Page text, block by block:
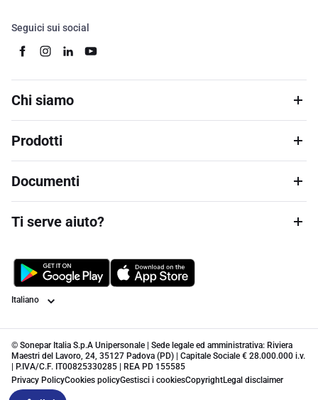
Seguici sui social
Chi siamo
Prodotti
Documenti
Ti serve aiuto?
Lingua
© Sonepar Italia S.p.A Unipersonale | Sede legale ed amministrativa: Riviera
Maestri del Lavoro, 24, 35127 Padova (PD) | Capitale Sociale € 28.000.000 i.v.
| P.IVA/C.F. IT00825330285 | REA PD 155585
Privacy PolicyCookies policyGestisci i cookiesCopyrightLegal disclaimer